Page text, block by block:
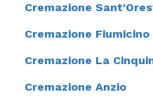
Cremazione
Cremazione Fiumicino
Cremazione La
Cremazione Anzio